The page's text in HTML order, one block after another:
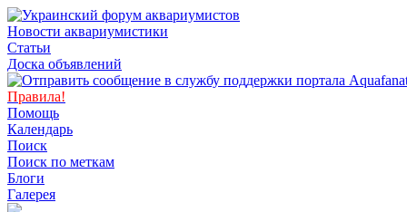
Новости аквариумистики
Статьи
Доска объявлений
Правила!
Помощь
Календарь
Поиск
Поиск по меткам
Блоги
Галерея